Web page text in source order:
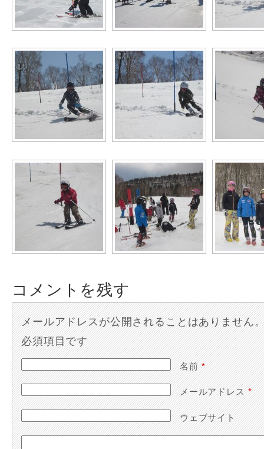
コメントを残す
メールアドレスが公開されることはありません
必須項目です
名前*
メールアドレス*
ウェブサイト